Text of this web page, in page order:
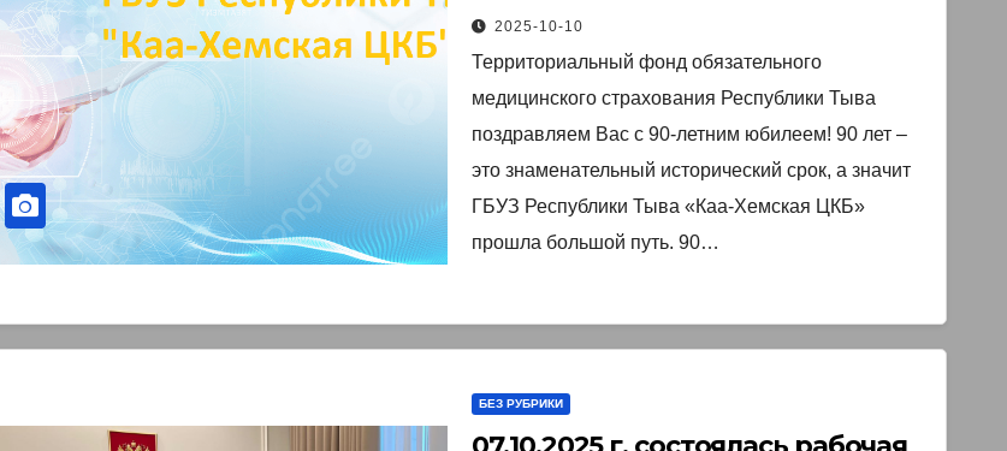
страхования Республики Тыва
поздравляет Вас с 90-летним
юбилеем!
2025-10-10
Территориальный фонд обязательного
медицинского страхования Республики Тыва
поздравляем Вас с 90-летним юбилеем! 90 лет –
это знаменательный исторический срок, а значит
ГБУЗ Республики Тыва «Каа-Хемская ЦКБ»
прошла большой путь. 90…
БЕЗ РУБРИКИ